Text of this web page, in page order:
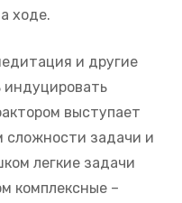
ходе.
и другие
выступает
сложности задачи и
легкие задачи
комплексные –